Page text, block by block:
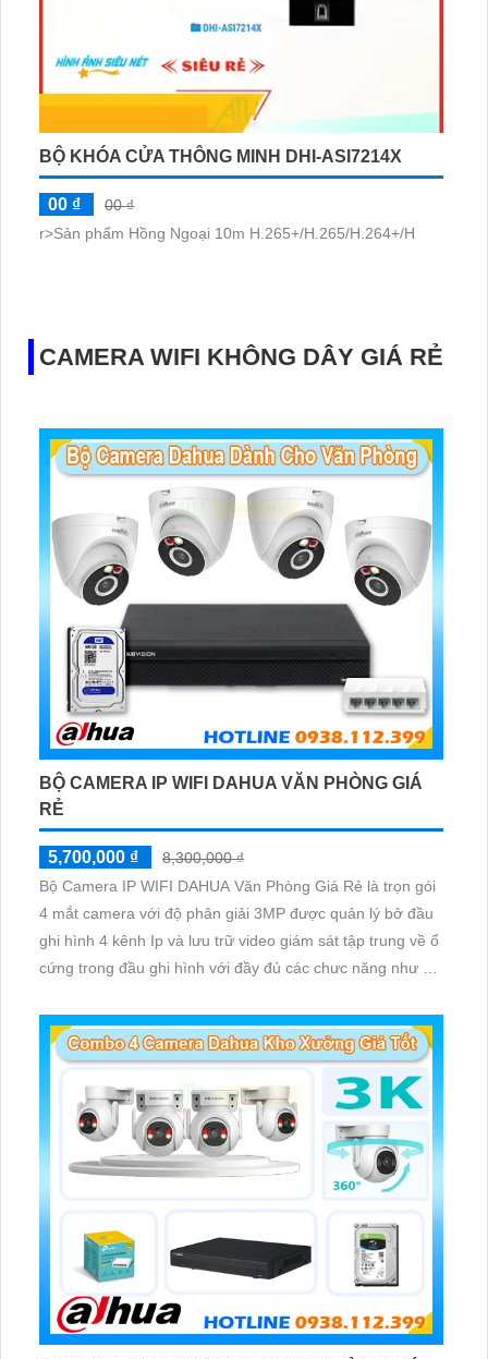
BỘ KHÓA CỬA THÔNG MINH DHI-ASI7214X
00 ₫
00 ₫
r>Sản phẩm Hồng Ngoại 10m H.265+/H.265/H.264+/H
CAMERA WIFI KHÔNG DÂY GIÁ RẺ
BỘ CAMERA IP WIFI DAHUA VĂN PHÒNG GIÁ
RẺ
5,700,000 ₫
8,300,000 ₫
Bộ Camera IP WIFI DAHUA Văn Phòng Giá Rẻ là trọn gói
4 mắt camera với độ phân giải 3MP được quản lý bở đầu
ghi hình 4 kênh Ip và lưu trữ video giám sát tập trung về ổ
cứng trong đầu ghi hình với đầy đủ các chưc năng như AI
giám sát có màu vào ban đêm